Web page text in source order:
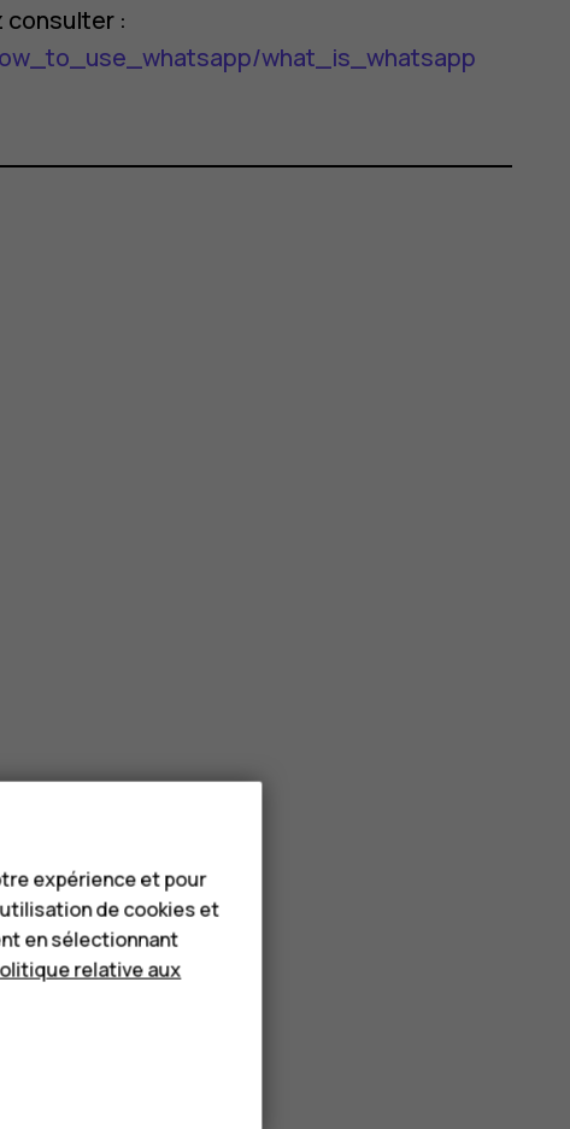
consulter :
what_is_whatsapp
expérience et pour
de cookies et
en sélectionnant
relative aux